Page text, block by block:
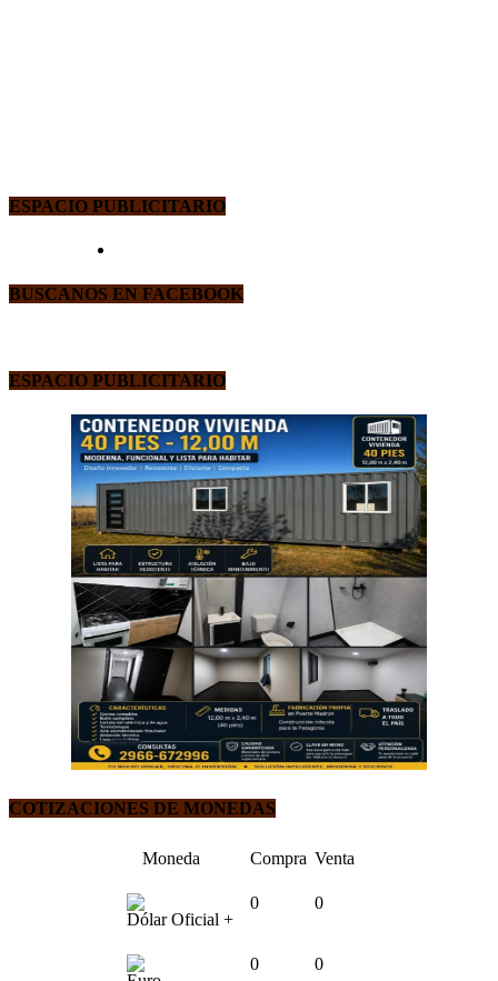
ESPACIO PUBLICITARIO
BUSCANOS EN FACEBOOK
ESPACIO PUBLICITARIO
COTIZACIONES DE MONEDAS
Moneda Compra Venta
Dólar Oficial +
0 0
0 0